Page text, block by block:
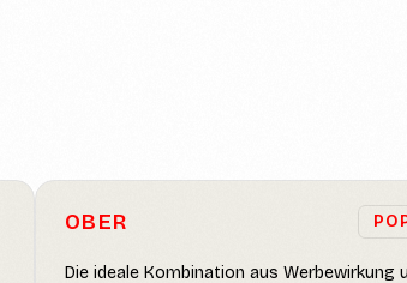
OBER
Die ideale Kombination aus Werbewirkung